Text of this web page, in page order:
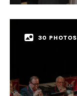
30 PHOTOS